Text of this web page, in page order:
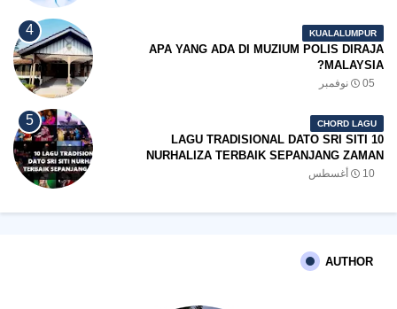
KUALALUMPUR
APA YANG ADA DI MUZIUM POLIS DIRAJA
MALAYSIA?
05 نوفمبر
CHORD LAGU
10 LAGU TRADISIONAL DATO SRI SITI
NURHALIZA TERBAIK SEPANJANG ZAMAN
10 أغسطس
AUTHOR